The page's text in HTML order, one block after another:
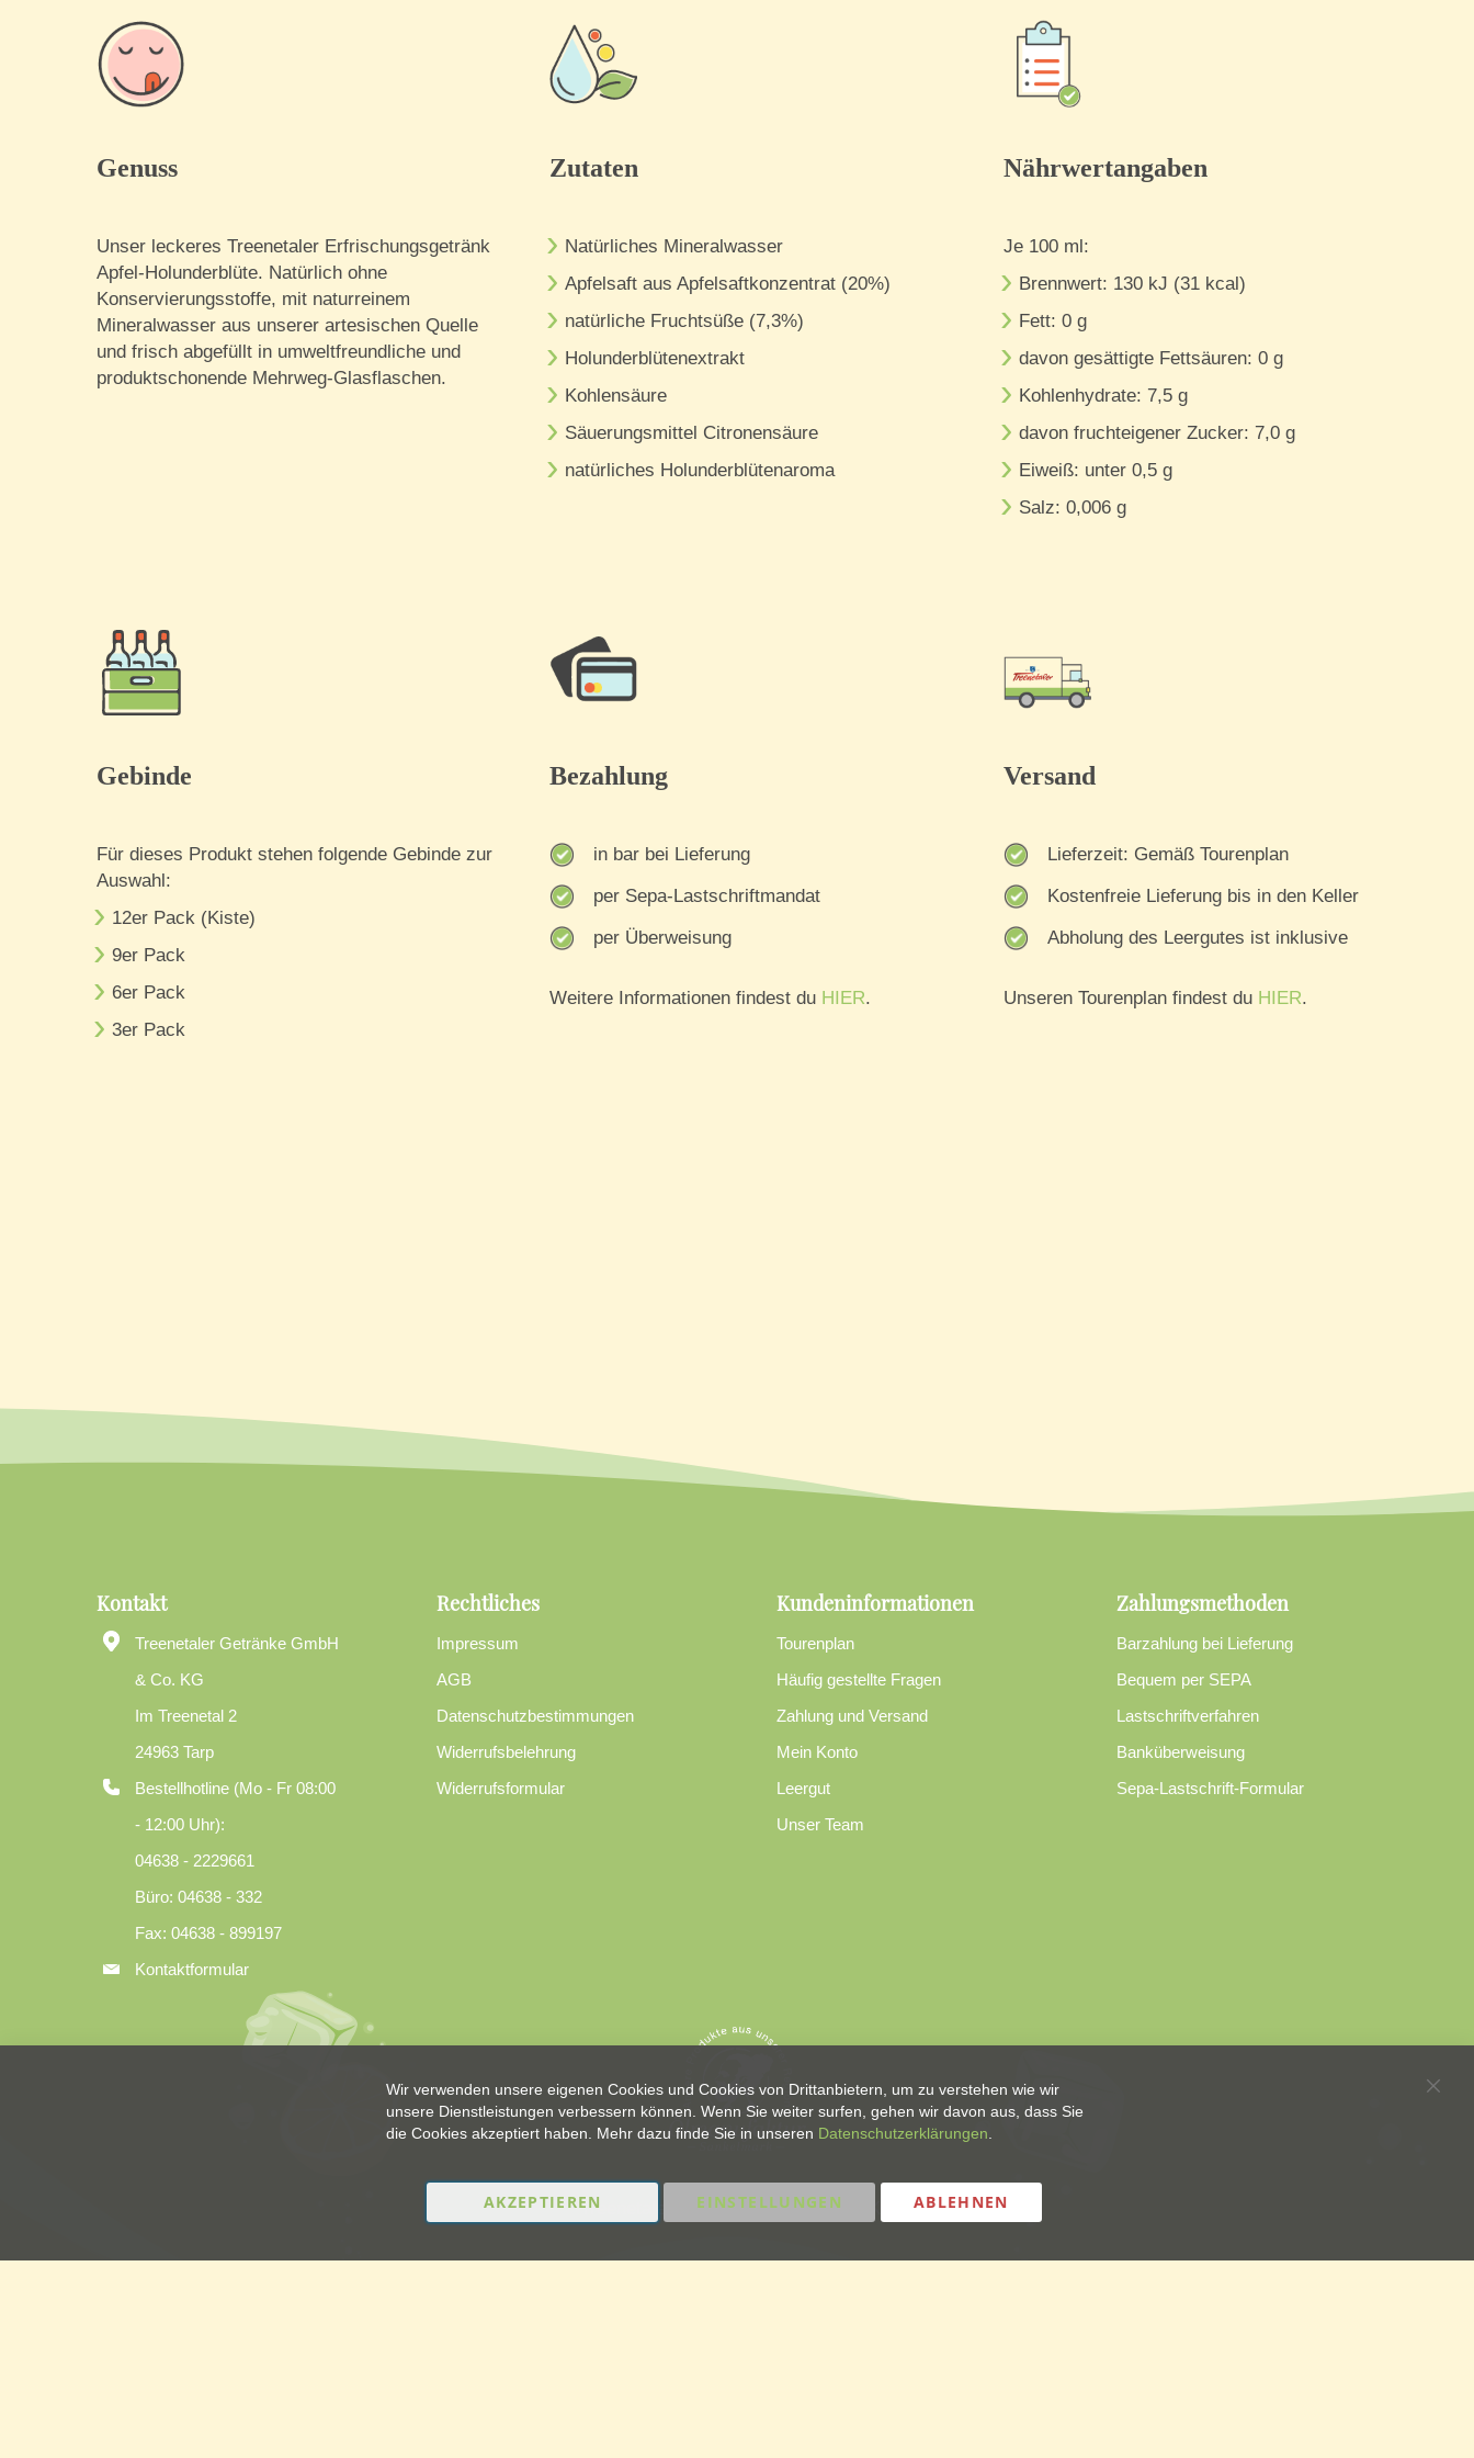
Genuss
Unser leckeres Treenetaler Erfrischungsgetränk
Apfel-Holunderblüte. Natürlich ohne
Konservierungsstoffe, mit naturreinem
Mineralwasser aus unserer artesischen Quelle
und frisch abgefüllt in umweltfreundliche und
produktschonende Mehrweg-Glasflaschen.
Zutaten
Natürliches Mineralwasser
Apfelsaft aus Apfelsaftkonzentrat (20%)
natürliche Fruchtsüße (7,3%)
Holunderblütenextrakt
Kohlensäure
Säuerungsmittel Citronensäure
natürliches Holunderblütenaroma
Nährwertangaben
Je 100 ml:
Brennwert: 130 kJ (31 kcal)
Fett: 0 g
davon gesättigte Fettsäuren: 0 g
Kohlenhydrate: 7,5 g
davon fruchteigener Zucker: 7,0 g
Eiweiß: unter 0,5 g
Salz: 0,006 g
Gebinde
Für dieses Produkt stehen folgende Gebinde zur
Auswahl:
12er Pack (Kiste)
9er Pack
6er Pack
3er Pack
Bezahlung
in bar bei Lieferung
per Sepa-Lastschriftmandat
per Überweisung
Weitere Informationen findest du HIER.
Versand
Lieferzeit: Gemäß Tourenplan
Kostenfreie Lieferung bis in den Keller
Abholung des Leergutes ist inklusive
Unseren Tourenplan findest du HIER.
Kontakt
Treenetaler Getränke GmbH
& Co. KG
Im Treenetal 2
24963 Tarp
Bestellhotline (Mo - Fr 08:00
- 12:00 Uhr):
04638 - 2229661
Büro: 04638 - 332
Fax: 04638 - 899197
Kontaktformular
Rechtliches
Impressum
AGB
Datenschutzbestimmungen
Widerrufsbelehrung
Widerrufsformular
Kundeninformationen
Tourenplan
Häufig gestellte Fragen
Zahlung und Versand
Mein Konto
Leergut
Unser Team
Zahlungsmethoden
Barzahlung bei Lieferung
Bequem per SEPA
Lastschriftverfahren
Banküberweisung
Sepa-Lastschrift-Formular
Treenetaler Getränke GmbH & Co. KG
Wir verwenden unsere eigenen Cookies und Cookies von Drittanbietern, um zu verstehen wie wir
unsere Dienstleistungen verbessern können. Wenn Sie weiter surfen, gehen wir davon aus, dass Sie
die Cookies akzeptiert haben. Mehr dazu finde Sie in unseren Datenschutzerklärungen
AKZEPTIEREN EINSTELLUNGEN ABLEHNEN